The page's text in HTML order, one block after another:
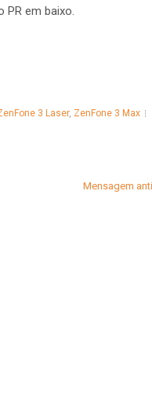
em baixo.
3 Laser, ZenFone 3 Max
Mensagem